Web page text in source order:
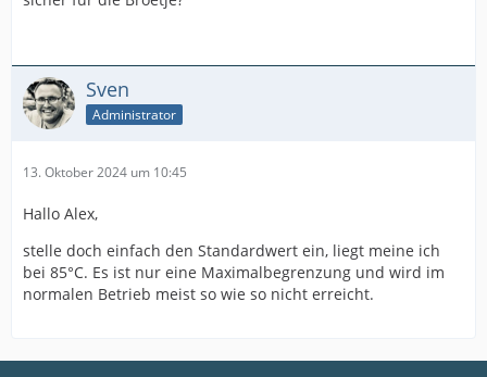
Sven
Administrator
13. Oktober 2024 um 10:45
Hallo Alex,
stelle doch einfach den Standardwert ein, liegt meine ich
bei 85°C. Es ist nur eine Maximalbegrenzung und wird im
normalen Betrieb meist so wie so nicht erreicht.